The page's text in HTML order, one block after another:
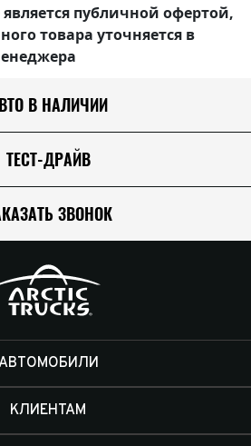
публичной офертой,
товара уточняется в
В НАЛИЧИИ
ТЕСТ-ДРАЙВ
ЗВОНОК
КЛИЕНТАМ